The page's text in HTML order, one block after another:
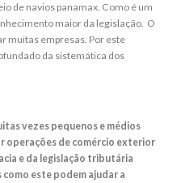
de navios panamax. Como é um
maior da legislação. O
muitas empresas. Por este
da sistemática dos
vezes pequenos e médios
operações de comércio exterior
e da legislação tributária
este podem ajudar a